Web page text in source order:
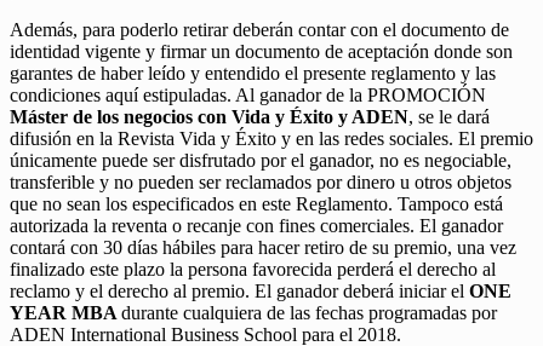
Además, para poderlo retirar deberán contar con el documento de
identidad vigente y firmar un documento de aceptación donde son
garantes de haber leído y entendido el presente reglamento y las
condiciones aquí estipuladas. Al ganador de la PROMOCIÓN
Máster de los negocios con Vida y Éxito y ADEN, se le dará
difusión en la Revista Vida y Éxito y en las redes sociales. El premio
únicamente puede ser disfrutado por el ganador, no es negociable,
transferible y no pueden ser reclamados por dinero u otros objetos
que no sean los especificados en este Reglamento. Tampoco está
autorizada la reventa o recanje con fines comerciales. El ganador
contará con 30 días hábiles para hacer retiro de su premio, una vez
finalizado este plazo la persona favorecida perderá el derecho al
reclamo y el derecho al premio. El ganador deberá iniciar el ONE
YEAR MBA durante cualquiera de las fechas programadas por
ADEN International Business School para el 2018.